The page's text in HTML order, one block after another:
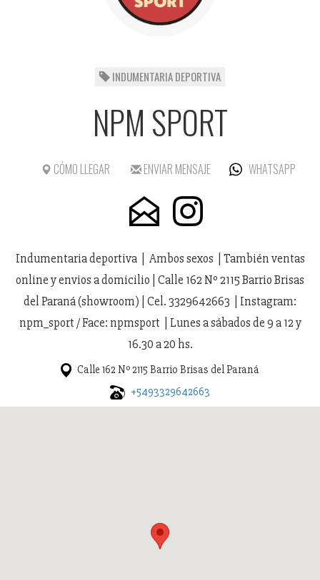
INDUMENTARIA DEPORTIVA
NPM SPORT
CÓMO LLEGAR ENVIAR MENSAJE WHATSAPP
Indumentaria deportiva | Ambos sexos | También ventas
online y envios a domicilio | Calle 162 Nº 2115 Barrio Brisas
del Paraná (showroom) | Cel. 3329642663 | Instagram:
npm_sport / Face: npmsport | Lunes a sábados de 9 a 12 y
16.30 a 20 hs.
Calle 162 Nº 2115 Barrio Brisas del Paraná
+5493329642663